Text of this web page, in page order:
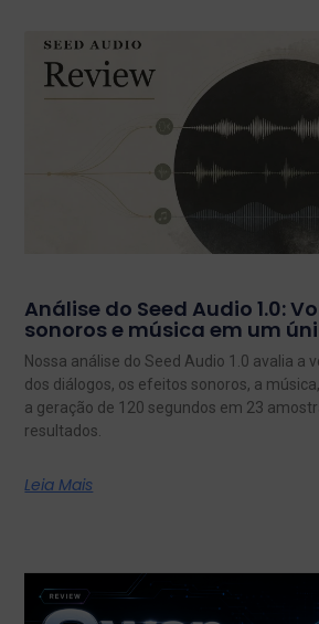
Análise do Seed Audio 1.0:
sonoros e música em um
Nossa análise do Seed Audio 1.0 avalia a
dos diálogos, os efeitos sonoros, a
a geração de 120 segundos em 23
resultados.
Leia Mais